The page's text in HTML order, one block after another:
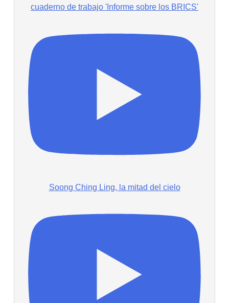
cuaderno de trabajo 'Informe sobre los BRICS'
Soong Ching Ling, la mitad del cielo